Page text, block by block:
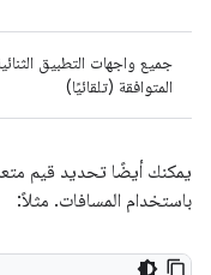
المتوافقة (تلقائيًا)
يمكنك أيضًا تحديد قيم
باستخدام المسافات. مثلاً: